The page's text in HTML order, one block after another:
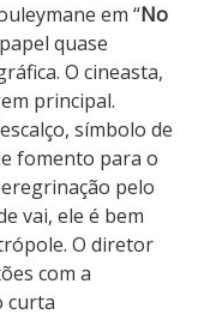
em “No
quase
O cineasta,
principal.
símbolo de
fomento para o
pelo
vai, ele é bem
O diretor
com a
curta